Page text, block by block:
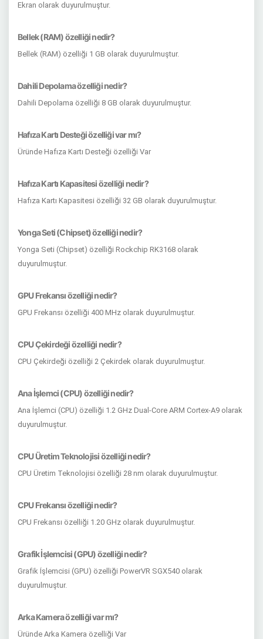
Ekran olarak duyurulmuştur.
Bellek (RAM) özelliği nedir?
Bellek (RAM) özelliği 1 GB olarak duyurulmuştur.
Dahili Depolama özelliği nedir?
Dahili Depolama özelliği 8 GB olarak duyurulmuştur.
Hafıza Kartı Desteği özelliği var mı?
Üründe Hafıza Kartı Desteği özelliği Var
Hafıza Kartı Kapasitesi özelliği nedir?
Hafıza Kartı Kapasitesi özelliği 32 GB olarak duyurulmuştur.
Yonga Seti (Chipset) özelliği nedir?
Yonga Seti (Chipset) özelliği Rockchip RK3168 olarak
duyurulmuştur.
GPU Frekansı özelliği nedir?
GPU Frekansı özelliği 400 MHz olarak duyurulmuştur.
CPU Çekirdeği özelliği nedir?
CPU Çekirdeği özelliği 2 Çekirdek olarak duyurulmuştur.
Ana İşlemci (CPU) özelliği nedir?
Ana İşlemci (CPU) özelliği 1.2 GHz Dual-Core ARM Cortex-A9 olarak
duyurulmuştur.
CPU Üretim Teknolojisi özelliği nedir?
CPU Üretim Teknolojisi özelliği 28 nm olarak duyurulmuştur.
CPU Frekansı özelliği nedir?
CPU Frekansı özelliği 1.20 GHz olarak duyurulmuştur.
Grafik İşlemcisi (GPU) özelliği nedir?
Grafik İşlemcisi (GPU) özelliği PowerVR SGX540 olarak
duyurulmuştur.
Arka Kamera özelliği var mı?
Üründe Arka Kamera özelliği Var